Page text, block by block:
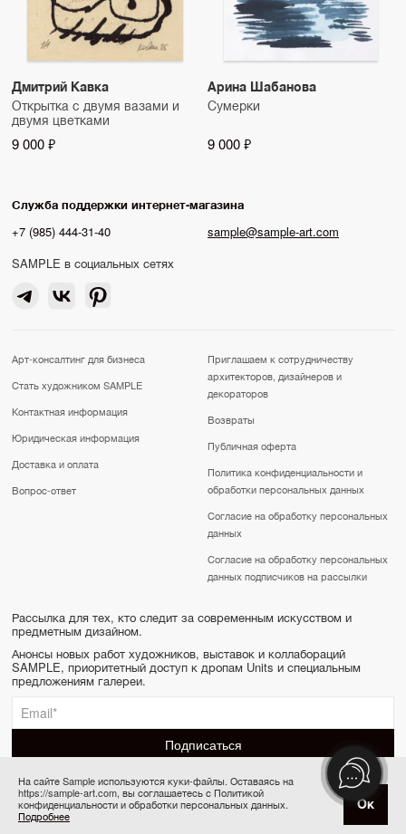
Товар отсутствует
Дмитрий Кавка
Открытка с двумя вазами и
двумя цветками
9 000 ₽
Арина Шабанова
Сумерки
9 000 ₽
Служба поддержки интернет-магазина
+7 (985) 444-31-40
sample@sample-art.com
SAMPLE в социальных сетях
Арт-консалтинг для бизнеса
Стать художником SAMPLE
Контактная информация
Юридическая информация
Доставка и оплата
Вопрос-ответ
Приглашаем к сотрудничеству
архитекторов, дизайнеров и
декораторов
Возвраты
Публичная оферта
Политика конфиденциальности и
обработки персональных данных
Согласие на обработку персональных
данных
Согласие на обработку персональных
данных подписчиков на рассылки
Рассылка для тех, кто следит за современным искусством и
предметным дизайном.
Анонсы новых работ художников, выставок и коллабораций
SAMPLE, приоритетный доступ к дропам Units и специальным
предложениям галереи.
SAMPLE | Online gallery & Auction © 2022-2026
Сделано в Апривер
На сайте Sample используются куки-файлы. Оставаясь на
https://sample-art.com, вы соглашаетесь с Политикой
конфиденциальности и обработки персональных данных.
Подробнее
Ок